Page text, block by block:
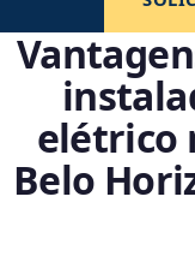
elétrico
Belo